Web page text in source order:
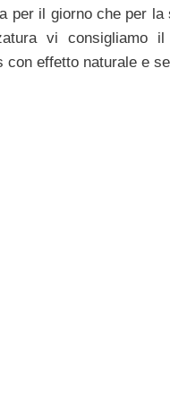
per il giorno che per
vi consigliamo
con effetto naturale e